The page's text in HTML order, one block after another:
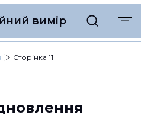
вимір
Сторінка 11